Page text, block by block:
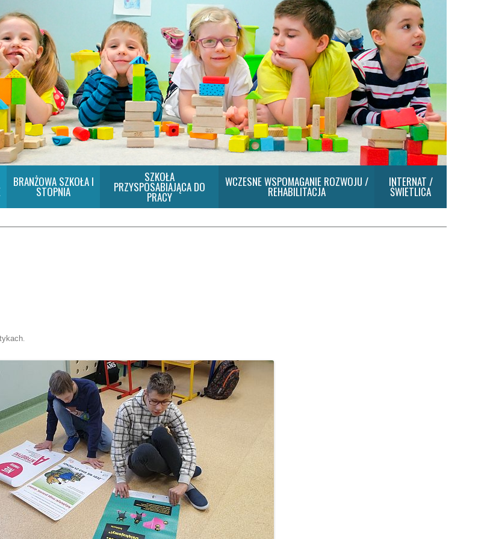
BRANŻOWA SZKOŁA I
STOPNIA
SZKOŁA
PRZYSPOSABIAJĄCA DO
PRACY
WCZESNE WSPOMAGANIE ROZWOJU /
REHABILITACJA
INTERNAT /
ŚWIETLICA
.